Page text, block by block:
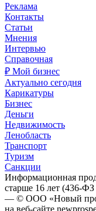
Реклама
Контакты
Статьи
Мнения
Интервью
Справочная
₽ Мой бизнес
Актуально сегодня
Карикатуры
Бизнес
Деньги
Недвижимость
Ленобласть
Транспорт
Туризм
Санкции
Информационная
старше 16 лет (436-
— © ООО «Новый
на веб-сайте